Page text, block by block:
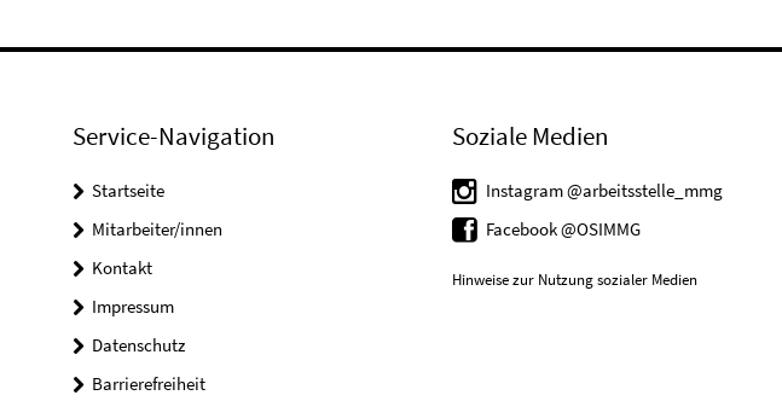
Service-Navigation
Startseite
Mitarbeiter/innen
Kontakt
Impressum
Datenschutz
Barrierefreiheit
Soziale Medien
Instagram @arbeitsstelle_mmg
Facebook @OSIMMG
Hinweise zur Nutzung sozialer Medien